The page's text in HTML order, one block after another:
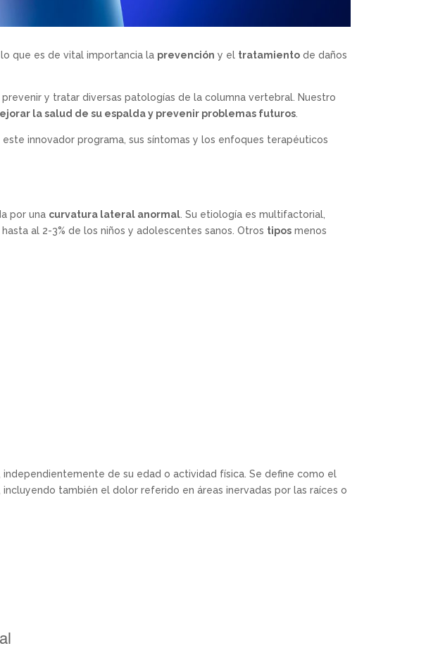
que es de vital importancia la prevención y el tratamiento de daños
prevenir y tratar diversas patologías de la columna vertebral. Nuestro
la salud de su espalda y prevenir problemas futuros.
innovador programa, sus síntomas y los enfoques terapéuticos
por una curvatura lateral anormal. Su etiología es multifactorial,
al 2-3% de los niños y adolescentes sanos. Otros tipos menos
de su edad o actividad física. Se define como el
también el dolor referido en áreas inervadas por las raíces o